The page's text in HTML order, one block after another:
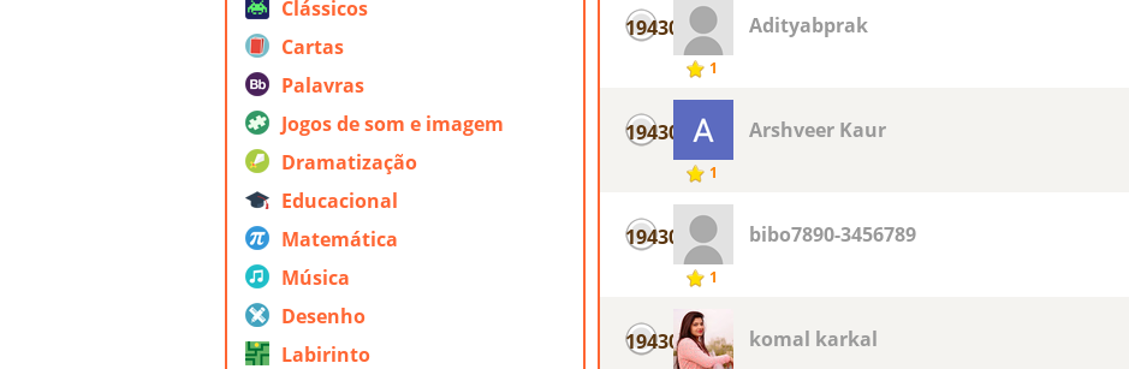
Clássicos
Cartas
Palavras
Jogos de som e imagem
Dramatização
Educacional
Matemática
Música
Desenho
Labirinto
19430
1
Adityabprak
19430
1
Arshveer Kaur
19430
1
bibo7890-3456789
19430 komal karkal